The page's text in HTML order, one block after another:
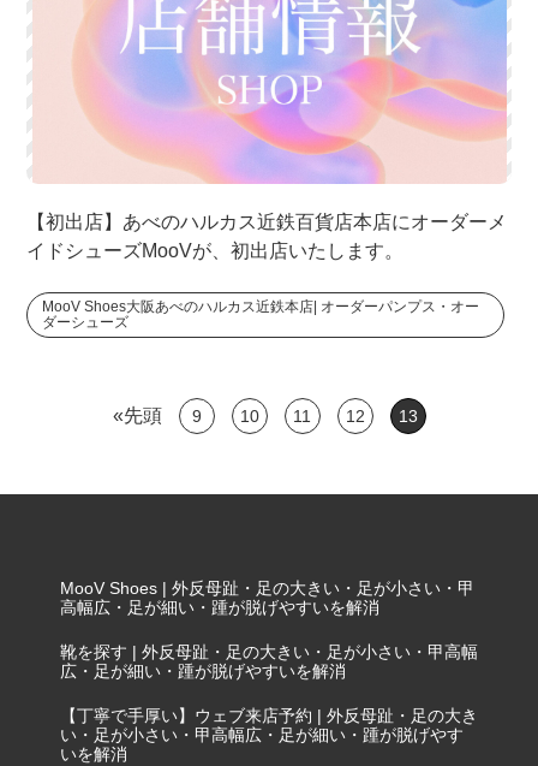
【初出店】あべのハルカス近鉄百貨店本店にオーダーメ
イドシューズMooVが、初出店いたします。
MooV Shoes大阪あべのハルカス近鉄本店| オーダーパンプス・オー
ダーシューズ
«先頭 9 10 11 12 13
MooV Shoes | 外反母趾・足の大きい・足が小さい・甲
高幅広・足が細い・踵が脱げやすいを解消
靴を探す | 外反母趾・足の大きい・足が小さい・甲高幅
広・足が細い・踵が脱げやすいを解消
【丁寧で手厚い】ウェブ来店予約 | 外反母趾・足の大き
い・足が小さい・甲高幅広・足が細い・踵が脱げやす
いを解消